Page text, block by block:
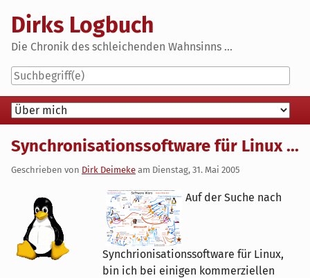
content
Dirks Logbuch
Die Chronik des schleichenden Wahnsinns ...
Navigation
Synchronisationssoftware für Linux ...
Geschrieben von Dirk Deimeke am Dienstag, 31. Mai 2005
Auf der Suche nach
Synchrionisationssoftware für Linux,
bin ich bei einigen kommerziellen